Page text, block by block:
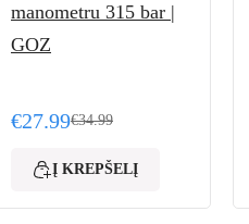
manometru 315 bar |
GOZ
€34.99
Original price was: €34.99.
€27.99
Current price is: €27.99.
Į KREPŠELĮ